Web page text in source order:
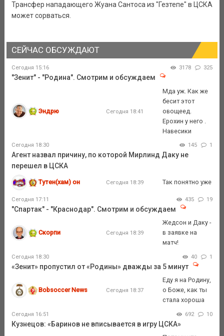
Трансфер нападающего Жуана Сантоса из "Гезтепе" в ЦСКА
может сорваться.
СЕЙЧАС ОБСУЖДАЮТ
Сегодня 15:16 3178 325
"Зенит" - "Родина". Смотрим и обсуждаем
Эндрю Сегодня 18:41
Мда уж. Как же
бесит этот
овощеед.
Ерохин у него .
Навесики
Сегодня 18:30 145 1
Агент назвал причину, по которой Мирлинд Даку не
перешел в ЦСКА
Тутен(хам) он Сегодня 18:39 Так понятно уже
Сегодня 17:11 435 19
"Спартак" - "Краснодар". Смотрим и обсуждаем
Скорпи Сегодня 18:39
Жедсон и Даку -
в заявке на
матч!
Сегодня 18:30 40 1
«Зенит» пропустил от «Родины» дважды за 5 минут
Bobsoccer News Сегодня 18:37
Еду я на Родину,
о Боже, как ты
стала хороша
Сегодня 16:51 692 10
Кузнецов: «Баринов не вписывается в игру ЦСКА»